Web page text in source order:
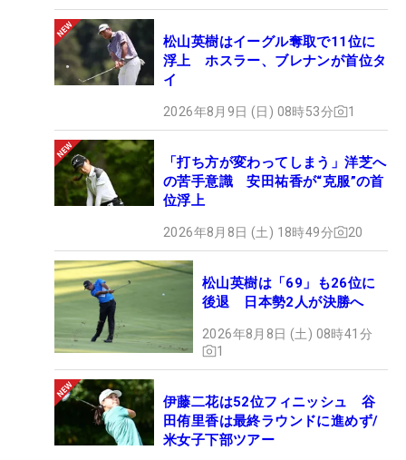
松山英樹はイーグル奪取で11位に
浮上 ホスラー、ブレナンが首位タ
イ
2026年8月9日 (日) 08時53分 1
「打ち方が変わってしまう」洋芝へ
の苦手意識 安田祐香が“克服”の首
位浮上
2026年8月8日 (土) 18時49分 20
松山英樹は「69」も26位に
後退 日本勢2人が決勝へ
2026年8月8日 (土) 08時41分
1
伊藤二花は52位フィニッシュ 谷
田侑里香は最終ラウンドに進めず/
米女子下部ツアー